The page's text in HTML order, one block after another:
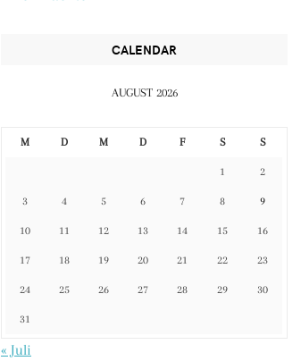
CALENDAR
AUGUST 2026
M D M D F S S
1 2
3 4 5 6 7 8 9
10 11 12 13 14 15 16
17 18 19 20 21 22 23
24 25 26 27 28 29 30
31
« Juli